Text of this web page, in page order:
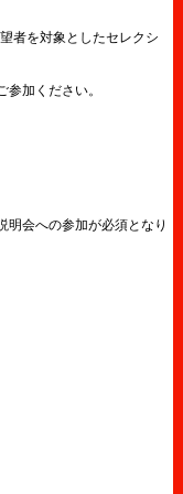
者を対象としたセレクシ
加ください。
明会への参加が必須となり